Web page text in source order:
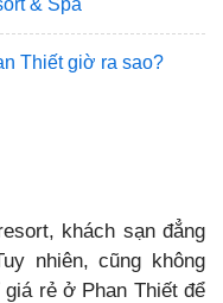
& Spa
Thiết giờ ra sao?
khách sạn đẳng
nhiên, cũng không
rẻ ở Phan Thiết để